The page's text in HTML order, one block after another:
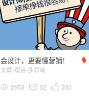
会设计，更要懂营销！
文章-观点-多领域
2953 32 230